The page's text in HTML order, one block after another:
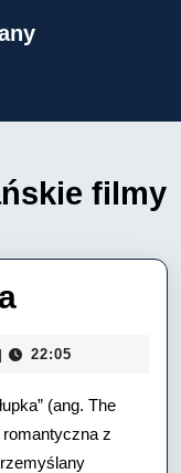
filmy
22:05
(ang. The
z